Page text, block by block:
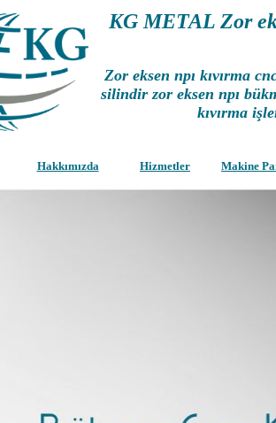
KG METAL Zor
Zor eksen npı kıvırma
silindir zor eksen npı
kıvırma
Hakkımızda Hizmetler Makine